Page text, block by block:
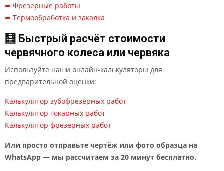
➡ Фрезерные работы
➡ Термообработка и закалка
🧮 Быстрый расчёт стоимости
червячного колеса или червяка
Используйте наши онлайн-калькуляторы для
предварительной оценки:
Калькулятор зубофрезерных работ
Калькулятор токарных работ
Калькулятор фрезерных работ
Или просто отправьте чертёж или фото образца на
WhatsApp — мы рассчитаем за 20 минут бесплатно.